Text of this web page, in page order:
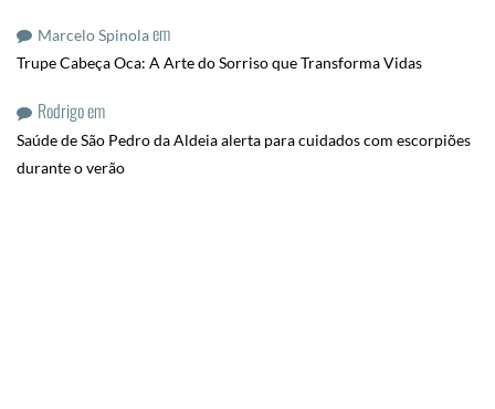
Marcelo Spinolaem
Trupe Cabeça Oca: A Arte do Sorriso que Transforma Vidas
Rodrigoem
Saúde de São Pedro da Aldeia alerta para cuidados com escorpiões
durante o verão